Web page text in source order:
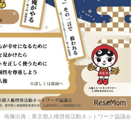
画像出典：東京都人権啓発活動ネットワーク協議会